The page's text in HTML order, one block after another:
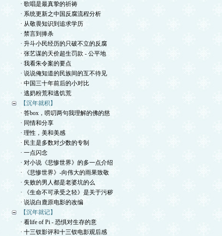
· 歌唱是最真挚的祈祷
· 系统更新之中国反腐流程分析
· 从敬畏知识到追求学历
· 禁言到捧杀
· 升斗小民经历的只破不立的反腐
· 张艺谋的天价超生罚款 - 公平地
· 我看朱令案的要点
· 说说俺知道的民族间的互不待见
· 中国三十年前后的小对比
· 逃奶粉荒和逃饥荒
【沉年就积】
· 答box，唠叨两句我理解的佛的慈
· 同情和分享
· 理性，美和美感
· 民主是多数对少数的专制
· 一点闪念
· 对小说《悲惨世界》的多一点介绍
· 《悲惨世界》-向伟大的雨果致敬
· 失败的男人都是老婆坑的么
· 《生命不可承受之轻》是关于污秽
· 说说白鹿原电影的改编
【沉年就记】
· 看life of Pi - 恐惧对生存的意
· 十三钗影评和十三钗电影观后感